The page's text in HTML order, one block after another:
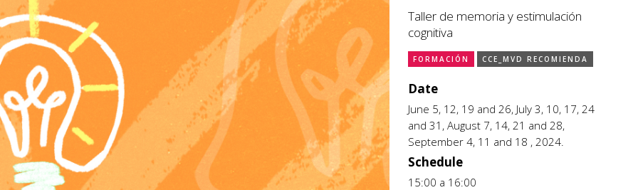
Taller de memoria y estimulación
cognitiva
FORMACIÓN CCE_MVD RECOMIENDA
Date
June 5, 12, 19 and 26, July 3, 10, 17, 24
and 31, August 7, 14, 21 and 28,
September 4, 11 and 18 , 2024.
Schedule
15:00 a 16:00